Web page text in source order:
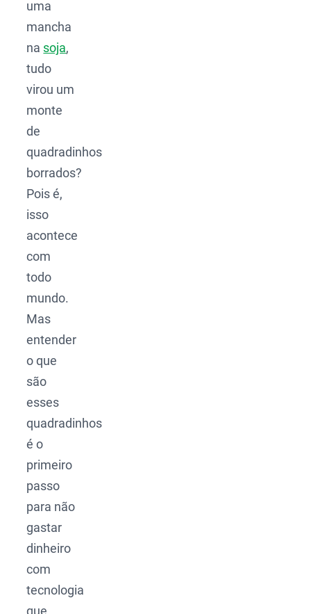
uma
mancha
na soja,
tudo
virou um
monte
de
quadradinhos
borrados?
Pois é,
isso
acontece
com
todo
mundo.
Mas
entender
o que
são
esses
quadradinhos
é o
primeiro
passo
para não
gastar
dinheiro
com
tecnologia
que